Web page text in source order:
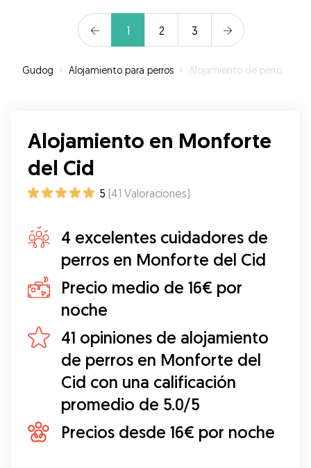
duda :)
1 2 3
Gudog » Alojamiento para perros » Alojamiento de perros en Monforte del Cid
Alojamiento en Monforte
del Cid
5 (41 Valoraciones)
4 excelentes cuidadores de
perros en Monforte del Cid
Precio medio de 16€ por
noche
41 opiniones de alojamiento
de perros en Monforte del
Cid con una calificación
promedio de 5.0/5
Precios desde 16€ por noche